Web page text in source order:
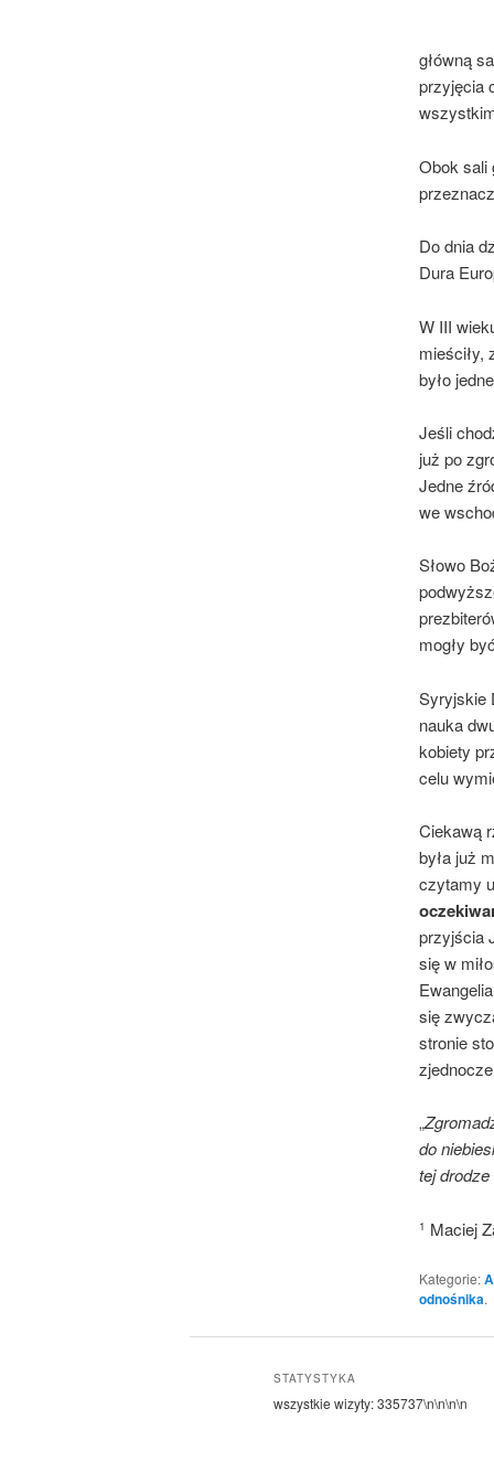
główną
przyjęcia
Obok sali
Do dnia
Dura
W III
mieściły,
było
Jeśli
już po
Jedne
we
Słowo
mogły
Syryjskie
nauka
kobiety
celu
Ciekawą
była już
czytamy
przyjścia
się w
się
stronie
„
do
tej drodze
1 Maciej
Kategorie:
odnośnika.
STATYSTYKA
wszystkie wizyty:335737\n\n\n\n